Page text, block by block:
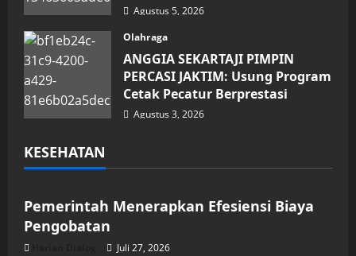
Agustus 5, 2026
Olahraga
ANGGIA SEKARTAJI PIMPIN
PERCASI JAKTIM: Usung Program
Cetak Pecatur Berprestasi
Agustus 3, 2026
KESEHATAN
Kesehatan
Pemerintah Menerapkan Efesiensi Biaya
Pengobatan
Juli 27, 2026